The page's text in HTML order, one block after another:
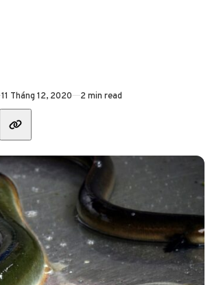
Published
11 Tháng 12, 2020 2 min read